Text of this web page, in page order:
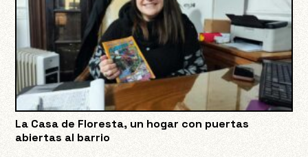
La Casa de Floresta, un hogar con puertas
abiertas al barrio